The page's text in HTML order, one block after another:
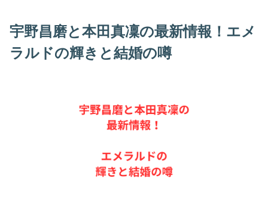
宇野昌磨と本田真凜の最新情報！エメ
ラルドの輝きと結婚の噂